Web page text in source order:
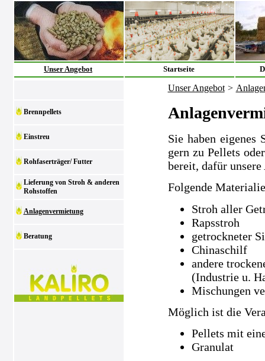
Unser Angebot Startseite
Brennpellets
Einstreu
Rohfaserträger/ Futter
Lieferung von Stroh & anderen
Rohstoffen
Anlagenvermietung
Beratung
Unser Angebot >
Sie haben eigenes
gern zu Pellets
bereit, dafür
Folgende
Stroh aller
Rapsstroh
getrockneter
Chinaschilf
andere
(Industrie u.
Mischungen
Möglich ist die
Pellets mit
Granulat